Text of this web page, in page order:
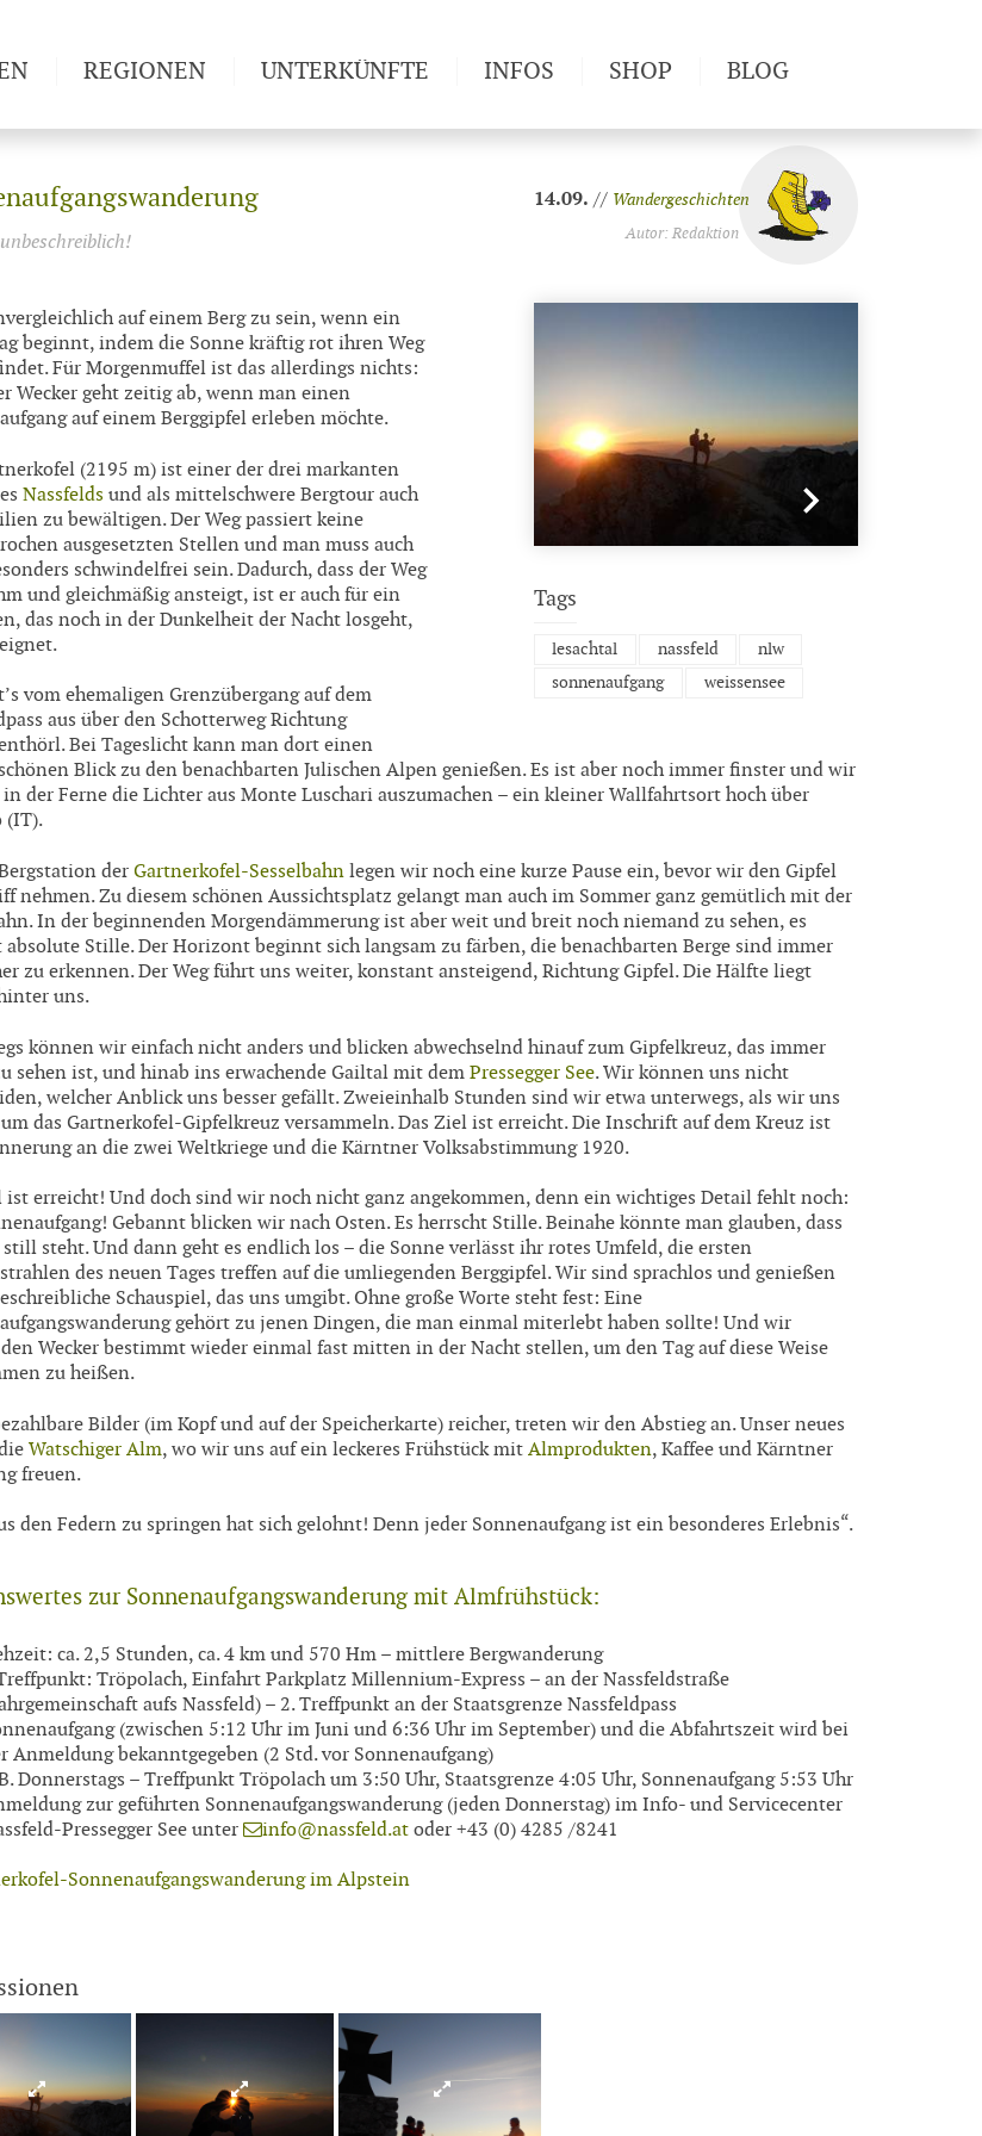
auf einem Berg zu sein, wenn ein
beginnt, indem die Sonne kräftig rot ihren Weg
Für Morgenmuffel ist das allerdings nichts:
Wecker geht zeitig ab, wenn man einen
auf einem Berggipfel erleben möchte.
(2195 m) ist einer der drei markanten
Nassfelds und als mittelschwere Bergtour auch
zu bewältigen. Der Weg passiert keine
ausgesetzten Stellen und man muss auch
schwindelfrei sein. Dadurch, dass der Weg
und gleichmäßig ansteigt, ist er auch für ein
das noch in der Dunkelheit der Nacht losgeht,
vom ehemaligen Grenzübergang auf dem
aus über den Schotterweg Richtung
Bei Tageslicht kann man dort einen
Blick zu den benachbarten Julischen Alpen genießen. Es ist aber noch immer finster und wir
der Ferne die Lichter aus Monte Luschari auszumachen – ein kleiner Wallfahrtsort hoch über
(IT).
der Gartnerkofel-Sesselbahn legen wir noch eine kurze Pause ein, bevor wir den Gipfel
nehmen. Zu diesem schönen Aussichtsplatz gelangt man auch im Sommer ganz gemütlich mit der
In der beginnenden Morgendämmerung ist aber weit und breit noch niemand zu sehen, es
absolute Stille. Der Horizont beginnt sich langsam zu färben, die benachbarten Berge sind immer
zu erkennen. Der Weg führt uns weiter, konstant ansteigend, Richtung Gipfel. Die Hälfte liegt
uns.
können wir einfach nicht anders und blicken abwechselnd hinauf zum Gipfelkreuz, das immer
sehen ist, und hinab ins erwachende Gailtal mit dem Pressegger See. Wir können uns nicht
welcher Anblick uns besser gefällt. Zweieinhalb Stunden sind wir etwa unterwegs, als wir uns
das Gartnerkofel-Gipfelkreuz versammeln. Das Ziel ist erreicht. Die Inschrift auf dem Kreuz ist
an die zwei Weltkriege und die Kärntner Volksabstimmung 1920.
ist erreicht! Und doch sind wir noch nicht ganz angekommen, denn ein wichtiges Detail fehlt noch:
Gebannt blicken wir nach Osten. Es herrscht Stille. Beinahe könnte man glauben, dass
steht. Und dann geht es endlich los – die Sonne verlässt ihr rotes Umfeld, die ersten
des neuen Tages treffen auf die umliegenden Berggipfel. Wir sind sprachlos und genießen
Schauspiel, das uns umgibt. Ohne große Worte steht fest: Eine
gehört zu jenen Dingen, die man einmal miterlebt haben sollte! Und wir
Wecker bestimmt wieder einmal fast mitten in der Nacht stellen, um den Tag auf diese Weise
zu heißen.
Bilder (im Kopf und auf der Speicherkarte) reicher, treten wir den Abstieg an. Unser neues
Watschiger Alm, wo wir uns auf ein leckeres Frühstück mit Almprodukten, Kaffee und Kärntner
freuen.
den Federn zu springen hat sich gelohnt! Denn jeder Sonnenaufgang ist ein besonderes Erlebnis“.
zur Sonnenaufgangswanderung mit Almfrühstück:
ca. 2,5 Stunden, ca. 4 km und 570 Hm – mittlere Bergwanderung
Tröpolach, Einfahrt Parkplatz Millennium-Express – an der Nassfeldstraße
aufs Nassfeld) – 2. Treffpunkt an der Staatsgrenze Nassfeldpass
(zwischen 5:12 Uhr im Juni und 6:36 Uhr im September) und die Abfahrtszeit wird bei
Anmeldung bekanntgegeben (2 Std. vor Sonnenaufgang)
Donnerstags – Treffpunkt Tröpolach um 3:50 Uhr, Staatsgrenze 4:05 Uhr, Sonnenaufgang 5:53 Uhr
zur geführten Sonnenaufgangswanderung (jeden Donnerstag) im Info- und Servicecenter
Pressegger See unter
info@nassfeld.at oder +43 (0) 4285 /8241
Sonnenaufgangswanderung im Alpstein
14.09. // Wandergeschichten
Autor: Redaktion
Tags
lesachtal nassfeld
nlw
sonnenaufgang
weissensee
REGIONEN UNTERKÜNFTE INFOS SHOP BLOG